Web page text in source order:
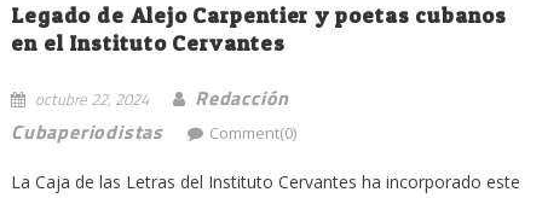
Legado de Alejo Carpentier y poetas cubanos
en el Instituto Cervantes
octubre 22, 2024
Redacción
Cubaperiodistas
Comment(0)
La Caja de las Letras del Instituto Cervantes ha incorporado este